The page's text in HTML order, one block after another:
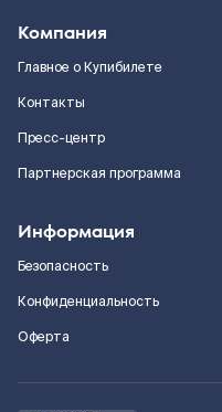
Компания
Главное о Купибилете
Контакты
Пресс-центр
Партнерская программа
Информация
Безопасность
Конфиденциальность
Оферта